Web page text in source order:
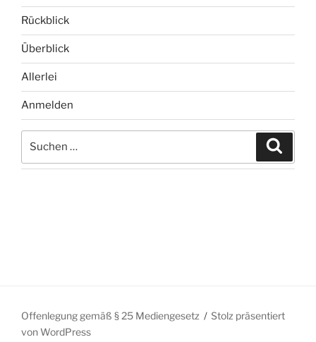
Rückblick
Überblick
Allerlei
Anmelden
nach:
Offenlegung gemäß § 25 Mediengesetz
Stolz präsentiert
von WordPress